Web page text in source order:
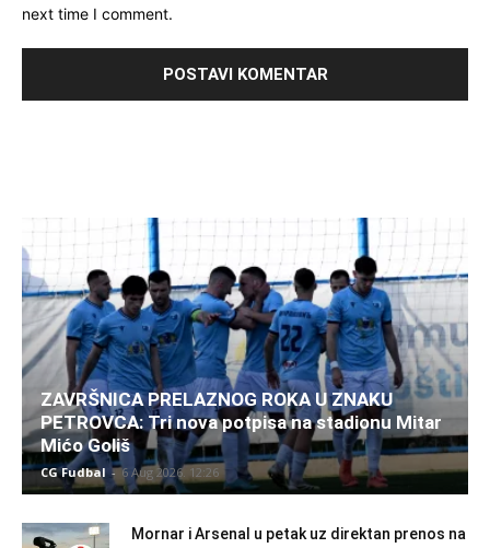
next time I comment.
ZAVRŠNICA PRELAZNOG ROKA U ZNAKU
PETROVCA: Tri nova potpisa na stadionu Mitar
Mićo Goliš
CG Fudbal - 6 Aug 2026. 12:26
Mornar i Arsenal u petak uz direktan prenos na